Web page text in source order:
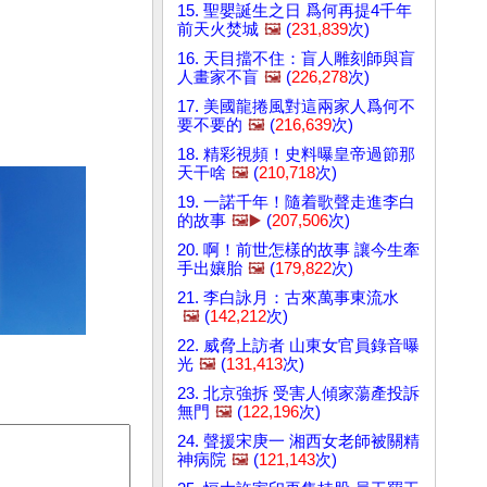
15. 聖嬰誕生之日 爲何再提4千年
前天火焚城 🖼️ (231,839次)
16. 天目擋不住：盲人雕刻師與盲
人畫家不盲 🖼️ (226,278次)
17. 美國龍捲風對這兩家人爲何不
要不要的 🖼️ (216,639次)
18. 精彩視頻！史料曝皇帝過節那
天干啥 🖼️ (210,718次)
19. 一諾千年！隨着歌聲走進李白
的故事 🖼️▶️ (207,506次)
20. 啊！前世怎樣的故事 讓今生牽
手出孃胎 🖼️ (179,822次)
21. 李白詠月：古來萬事東流水
🖼️ (142,212次)
22. 威脅上訪者 山東女官員錄音曝
光 🖼️ (131,413次)
23. 北京強拆 受害人傾家蕩產投訴
無門 🖼️ (122,196次)
24. 聲援宋庚一 湘西女老師被關精
神病院 🖼️ (121,143次)